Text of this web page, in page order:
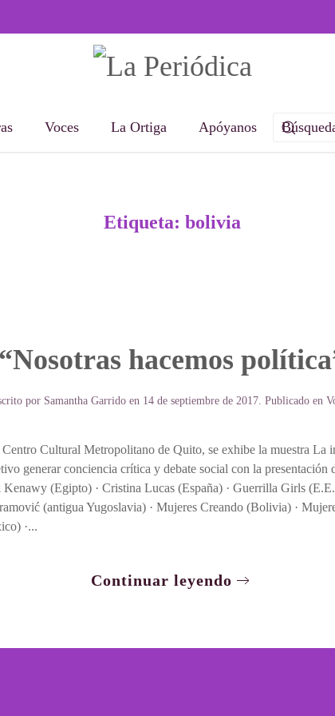
Voces La Ortiga Apóyanos
Etiqueta: bolivia
“Nosotras hacemos
por Samantha Garridoen 14 de septiembre de 2017. Publicado en
Cultural Metropolitano de Quito, se exhibe la muestra La
generar conciencia crítica y debate social con la presentación
(Egipto) · Cristina Lucas (España) · Guerrilla Girls
(antigua Yugoslavia) · Mujeres Creando (Bolivia) ·
·...
Continuar leyendo